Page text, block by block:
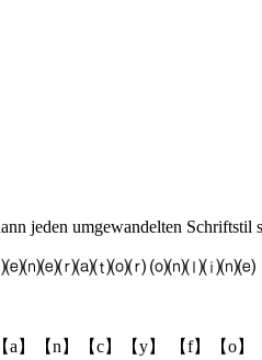
jeden umgewandelten Schriftstil
⒪⒩⒧⒤⒩⒠
a】【n】【c】【y】 【f】【o